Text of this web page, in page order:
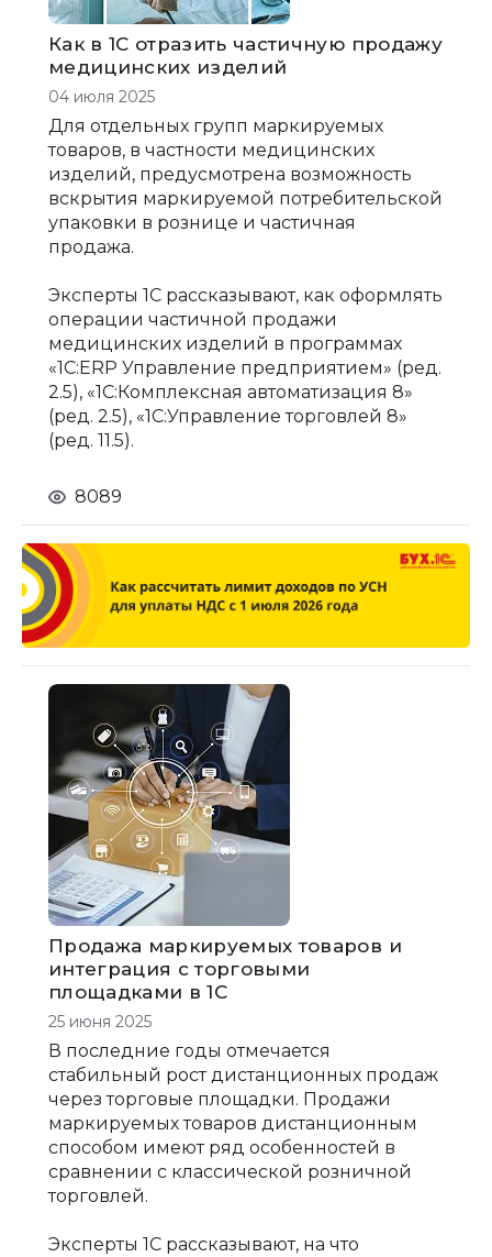
Как в 1С отразить частичную продажу
медицинских изделий
04 июля 2025
Для отдельных групп маркируемых
товаров, в частности медицинских
изделий, предусмотрена возможность
вскрытия маркируемой потребительской
упаковки в рознице и частичная
продажа.
Эксперты 1С рассказывают, как оформлять
операции частичной продажи
медицинских изделий в программах
«1С:ERP Управление предприятием» (ред.
2.5), «1С:Комплексная автоматизация 8»
(ред. 2.5), «1С:Управление торговлей 8»
(ред. 11.5).
8089
Продажа маркируемых товаров и
интеграция с торговыми
площадками в 1С
25 июня 2025
В последние годы отмечается
стабильный рост дистанционных продаж
через торговые площадки. Продажи
маркируемых товаров дистанционным
способом имеют ряд особенностей в
сравнении с классической розничной
торговлей.
Эксперты 1С рассказывают, на что